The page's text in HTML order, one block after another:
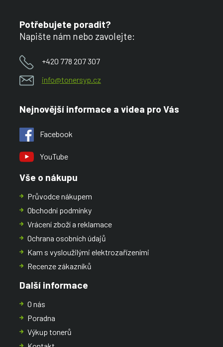
Potřebujete poradit?
Napište nám nebo zavolejte:
+420 778 207 307
info@tonersyp.cz
Nejnovější informace a videa pro Vás
Facebook
YouTube
Vše o nákupu
Průvodce nákupem
Obchodní podmínky
Vrácení zboží a reklamace
Ochrana osobních údajů
Kam s vysloužilými elektrozařízeními
Recenze zákazníků
Další informace
O nás
Poradna
Výkup tonerů